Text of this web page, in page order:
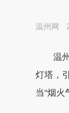
温州网
温州
灯塔，
当“烟火